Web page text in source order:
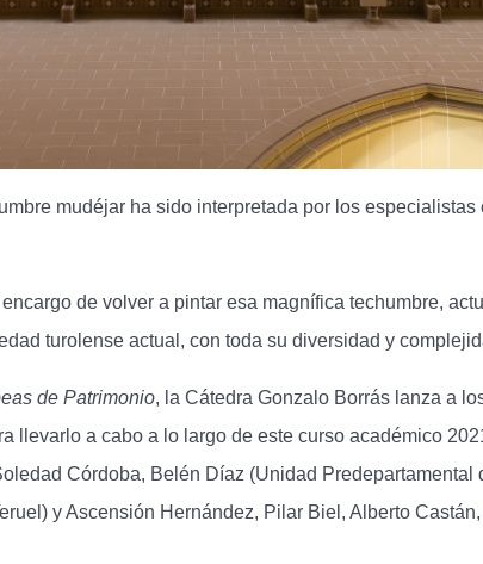
mudéjar ha sido interpretada por los
de volver a pintar esa magnífica techumbre,
turolense actual, con toda su diversidad y
de Patrimonio, la Cátedra Gonzalo Borrás lanza a
llevarlo a cabo a lo largo de este curso académico
Córdoba, Belén Díaz (Unidad
y Ascensión Hernández, Pilar Biel, Alberto